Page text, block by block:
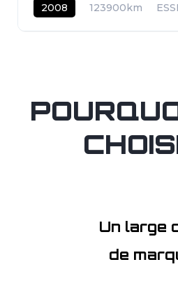
2008 123900km
Un large
de